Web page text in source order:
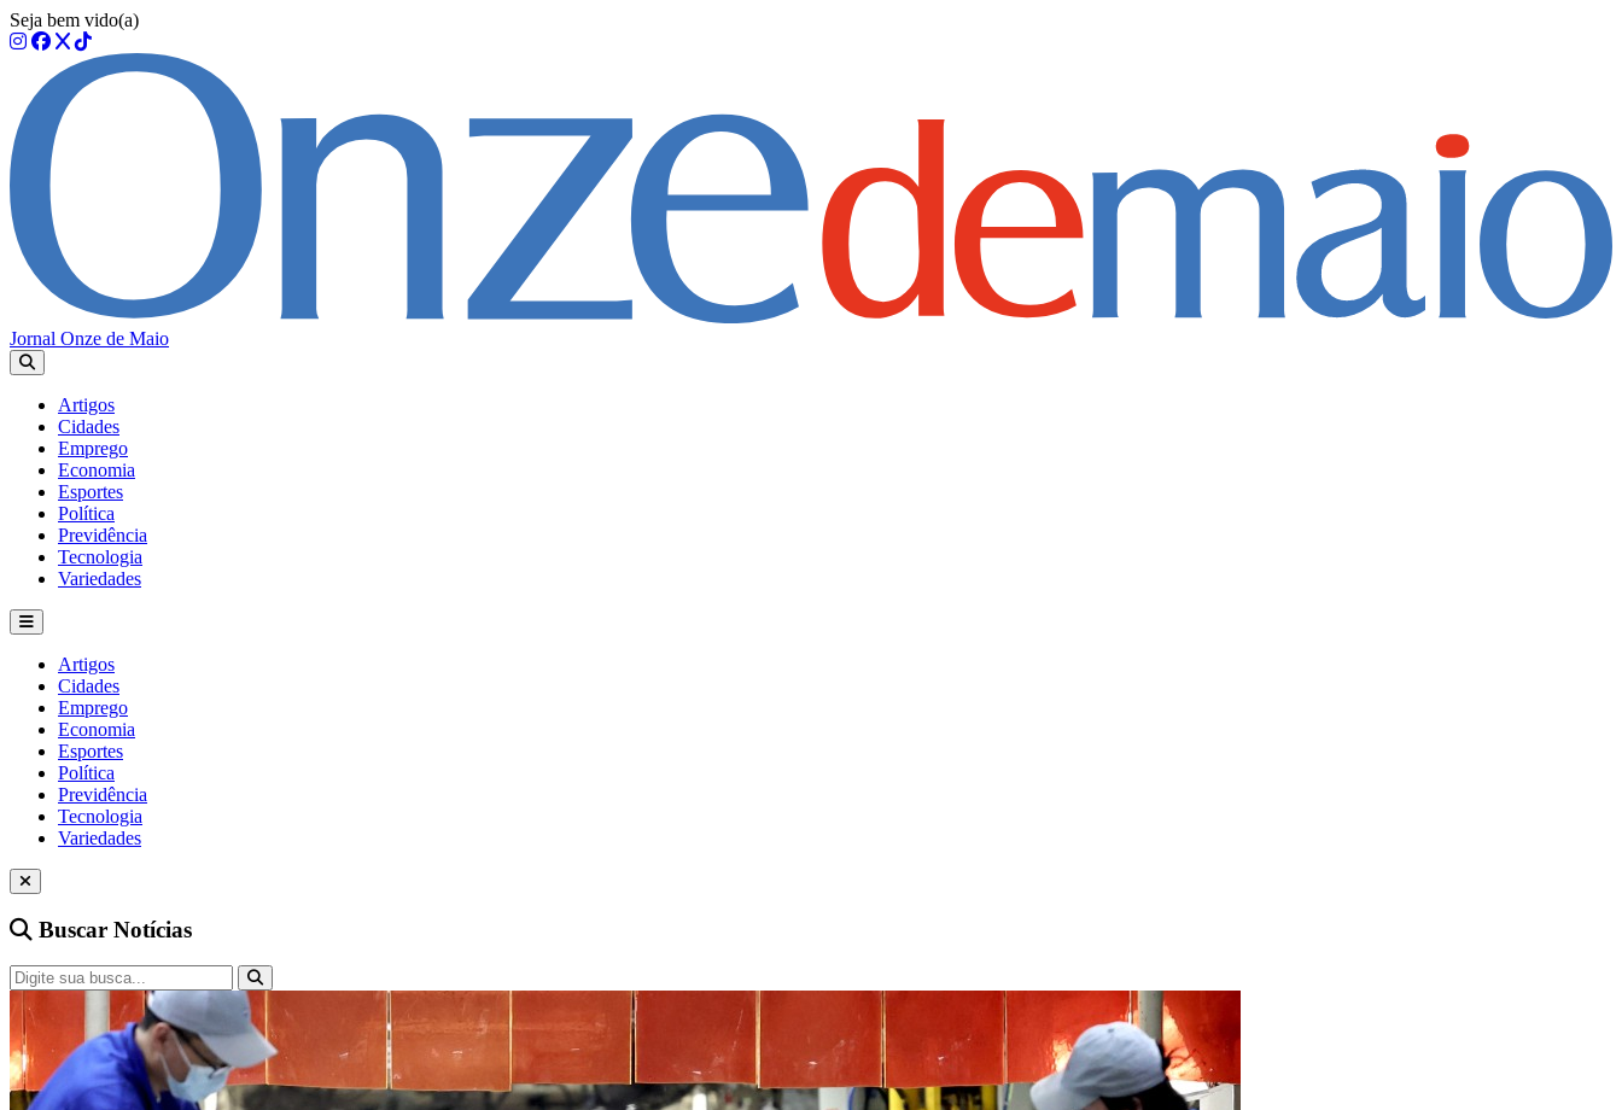
Seja bem vido(a)
Jornal Onze de Maio
Artigos
Cidades
Emprego
Economia
Esportes
Política
Previdência
Tecnologia
Variedades
Artigos
Cidades
Emprego
Economia
Esportes
Política
Previdência
Tecnologia
Variedades
Buscar Notícias